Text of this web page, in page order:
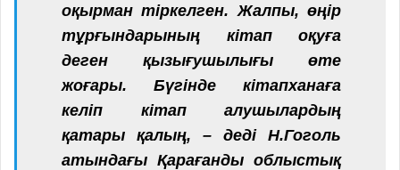
оқырман тіркелген. Жалпы, өңір
тұрғындарының кітап оқуға
деген қызығушылығы өте
жоғары. Бүгінде кітапханаға
келіп кітап алушылардың
қатары қалың, – деді Н.Гоголь
атындағы Қарағанды облыстық